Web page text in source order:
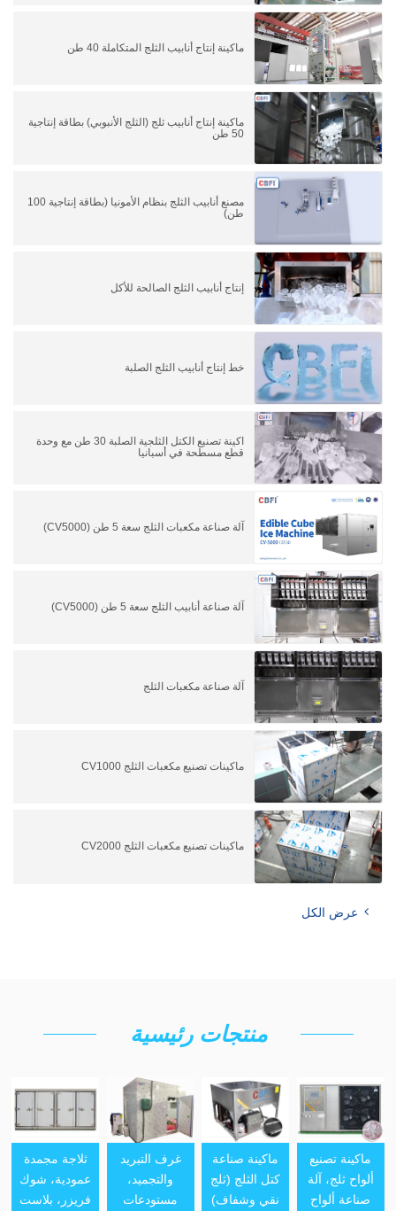
ماكينة إنتاج أنابيب الثلج المتكاملة 40 طن
ماكينة إنتاج أنابيب ثلج (الثلج الأنبوبي) بطاقة إنتاجية
50 طن
مصنع أنابيب الثلج بنظام الأمونيا (بطاقة إنتاجية 100
طن)
إنتاج أنابيب الثلج الصالحة للأكل
خط إنتاج أنابيب الثلج الصلبة
اكينة تصنيع الكتل الثلجية الصلبة 30 طن مع وحدة
قطع مسطحة في أسبانيا
آلة صناعة مكعبات الثلج سعة 5 طن (CV5000)
آلة صناعة أنابيب الثلج سعة 5 طن (CV5000)
آلة صناعة مكعبات الثلج
ماكينات تصنيع مكعبات الثلج CV1000
ماكينات تصنيع مكعبات الثلج CV2000
عرض الكل
منتجات رئيسية
ماكينة تصنيع
ألواح ثلج، آلة
صناعة ألواح
ماكينة صناعة
كتل الثلج (ثلج
نقي وشفاف)
غرف التبريد
والتجميد،
مستودعات
ثلاجة مجمدة
عمودية، شوك
فريزر، بلاست